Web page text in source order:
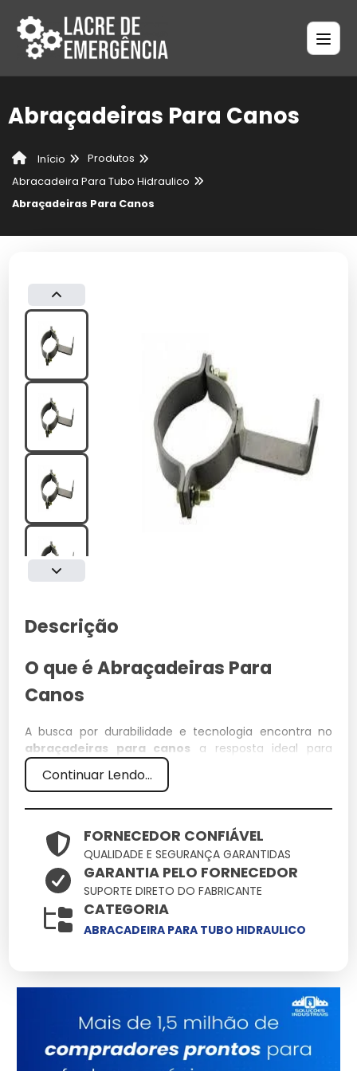
Abraçadeiras Para Canos
Início
Produtos
Abracadeira Para Tubo Hidraulico
Abraçadeiras Para Canos
Descrição
O que é Abraçadeiras Para
Canos
A busca por durabilidade e tecnologia encontra no
abraçadeiras para canos a resposta ideal para
demandas rigorosas. Aqui você encontra o suporte
técnico necessário para que o uso de abraçadeiras
redução de custos operacionais.
Especificações Técnicas
Atributo Detalhes
Componentes
tratadas contra
Eficiência
Otimizado para baixo
consumo e alto
Origem
Produto com garantia
de procedência e
Continuar Lendo...
FORNECEDOR CONFIÁVEL
QUALIDADE E SEGURANÇA GARANTIDAS
GARANTIA PELO FORNECEDOR
SUPORTE DIRETO DO FABRICANTE
CATEGORIA
ABRACADEIRA PARA TUBO HIDRAULICO